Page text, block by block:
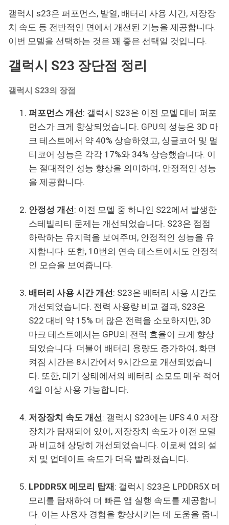
갤럭시 s23은 퍼포먼스, 발열, 배터리 사용 시간, 저장장
치 속도 등 전반적인 면에서 개선된 기능을 제공합니다.
이번 모델을 선택하는 것은 꽤 좋은 선택일 것입니다.
갤럭시 S23 장단점 정리
갤럭시 S23의 장점
퍼포먼스 개선: 갤럭시 S23은 이전 모델 대비 퍼포
먼스가 크게 향상되었습니다. GPU의 성능은 3D 마
크 테스트에서 약 40% 상승하였고, 싱글코어 및 멀
티코어 성능은 각각 17%와 34% 상승했습니다. 이
는 절대적인 성능 향상을 의미하며, 안정적인 성능
을 제공합니다.
안정성 개선: 이전 모델 중 하나인 S22에서 발생한
스테빌리티 문제는 개선되었습니다. S23은 점점
하락하는 유지력을 보여주며, 안정적인 성능을 유
지합니다. 또한, 10번의 연속 테스트에서도 안정적
인 모습을 보여줍니다.
배터리 사용 시간 개선: S23은 배터리 사용 시간도
개선되었습니다. 전력 사용량 비교 결과, S23은
S22 대비 약 15% 더 많은 전력을 소모하지만, 3D
마크 테스트에서는 GPU의 전력 효율이 크게 향상
되었습니다. 더불어 배터리 용량도 증가하여, 화면
켜짐 시간은 8시간에서 9시간으로 개선되었습니
다. 또한, 대기 상태에서의 배터리 소모도 매우 적어
4일 이상 사용 가능합니다.
저장장치 속도 개선: 갤럭시 S23에는 UFS 4.0 저장
장치가 탑재되어 있어, 저장장치 속도가 이전 모델
과 비교해 상당히 개선되었습니다. 이로써 앱의 설
치 및 업데이트 속도가 더욱 빨라졌습니다.
LPDDR5X 메모리 탑재: 갤럭시 S23은 LPDDR5X 메
모리를 탑재하여 더 빠른 앱 실행 속도를 제공합니
다. 이는 사용자 경험을 향상시키는 데 도움을 줍니